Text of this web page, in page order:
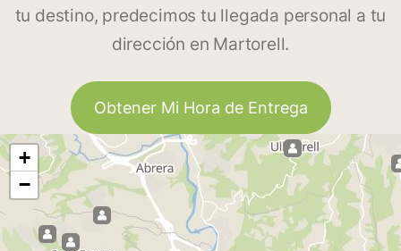
tu destino, predecimos tu llegada personal a tu
dirección en Martorell.
Obtener Mi Hora de Entrega
+
−